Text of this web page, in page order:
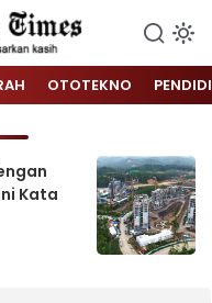
OTOTEKNO
Kata